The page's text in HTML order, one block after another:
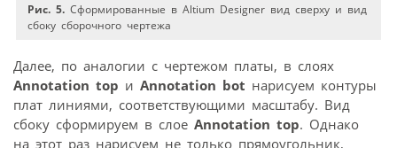
Рис. 5. Сформированные в Altium Designer вид сверху и вид
сбоку сборочного чертежа
Далее, по аналогии с чертежом платы, в слоях
Annotation top и Annotation bot нарисуем контуры
плат линиями, соответствующими масштабу. Вид
сбоку сформируем в слое Annotation top. Однако
на этот раз нарисуем не только прямоугольник,